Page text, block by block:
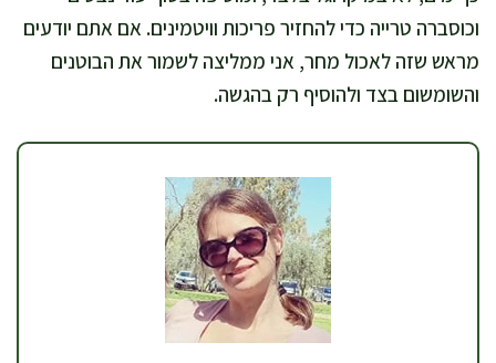
וכוסברה טרייה כדי להחזיר פריכות וויטמינים. אם אתם יודעים
מראש שזה לאכול מחר, אני ממליצה לשמור את הבוטנים
והשומשום בצד ולהוסיף רק בהגשה.